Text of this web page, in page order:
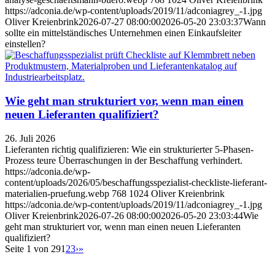
https://adconia.de/wp-content/uploads/2019/11/adconiagrey_-1.jpg
Oliver Kreienbrink2026-07-27 08:00:002026-05-20 23:03:37Wann
sollte ein mittelständisches Unternehmen einen Einkaufsleiter
einstellen?
Wie geht man strukturiert vor, wenn man einen
neuen Lieferanten qualifiziert?
26. Juli 2026
Lieferanten richtig qualifizieren: Wie ein strukturierter 5-Phasen-
Prozess teure Überraschungen in der Beschaffung verhindert.
https://adconia.de/wp-
content/uploads/2026/05/beschaffungsspezialist-checkliste-lieferant-
materialien-pruefung.webp 768 1024 Oliver Kreienbrink
https://adconia.de/wp-content/uploads/2019/11/adconiagrey_-1.jpg
Oliver Kreienbrink2026-07-26 08:00:002026-05-20 23:03:44Wie
geht man strukturiert vor, wenn man einen neuen Lieferanten
qualifiziert?
Seite 1 von 291 23›»